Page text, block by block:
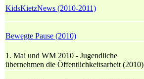
KidsKietzNews (2010-2011)
Bewegte Pause (2010)
1. Mai und WM 2010 - Jugendliche
übernehmen die Öffentlichkeitsarbeit (2010)